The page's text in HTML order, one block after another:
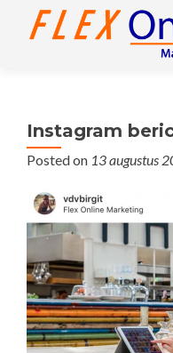
Instagram
Posted on 13 augustus